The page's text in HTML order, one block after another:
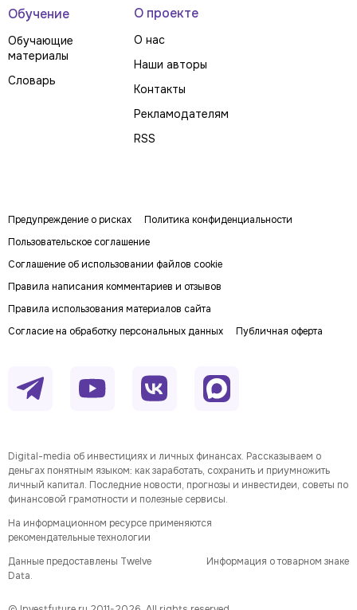
Обучение
Обучающие
материалы
Словарь
О проекте
О нас
Наши авторы
Контакты
Рекламодателям
RSS
Предупреждение о рисках
Политика конфиденциальности
Пользовательское соглашение
Соглашение об использовании файлов cookie
Правила написания комментариев и отзывов
Правила использования материалов сайта
Согласие на обработку персональных данных
Публичная оферта
Digital-media об инвестициях и личных финансах. Рассказываем о
деньгах понятным языком: как заработать, сохранить и приумножить
личный капитал. Последние новости, прогнозы и инвестидеи, советы по
финансовой грамотности и полезные сервисы.
На информационном ресурсе применяются
рекомендательные технологии
Данные предоставлены Twelve
Data.
Информация о товарном знаке